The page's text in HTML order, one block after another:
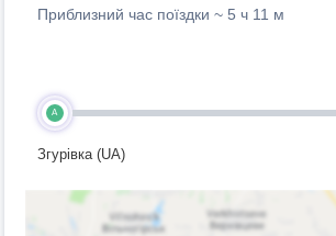
Приблизний час поїздки ~ 5 ч 11 м
A
Згурівка (UA)